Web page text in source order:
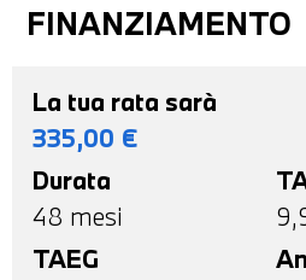
FINANZIAMENTO
La tua rata sarà
335,00 €
Durata
48 mesi
TAEG